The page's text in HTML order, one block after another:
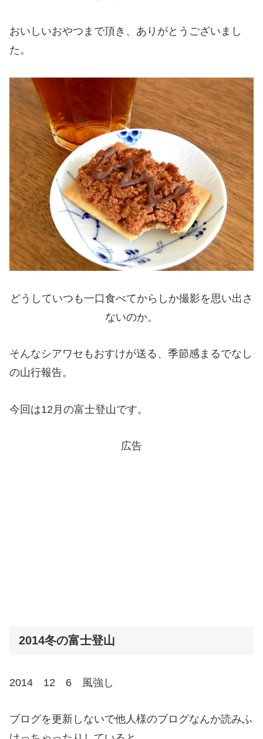
おいしいおやつまで頂き、ありがとうございまし
た。
どうしていつも一口食べてからしか撮影を思い出さ
ないのか。
そんなシアワセもおすけが送る、季節感まるでなし
の山行報告。
今回は12月の富士登山です。
広告
2014冬の富士登山
2014 12 6 風強し
ブログを更新しないで他人様のブログなんか読みふ